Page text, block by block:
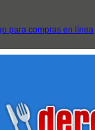
para compras en línea